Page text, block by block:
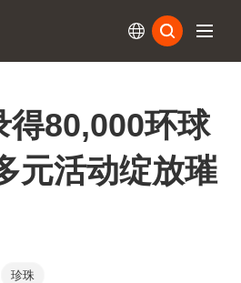
得80,000环球
元活动绽放璀
珍珠